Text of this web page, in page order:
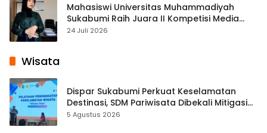
Mahasiswi Universitas Muhammadiyah
Sukabumi Raih Juara II Kompetisi Media
Pembelajaran Digital Tingkat Internasional
24 Juli 2026
Wisata
Dispar Sukabumi Perkuat Keselamatan
Destinasi, SDM Pariwisata Dibekali Mitigasi
hingga Teknik Evakuasi
5 Agustus 2026